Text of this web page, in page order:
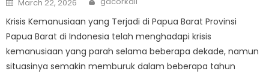
on
March 22, 2026
Krisis Kemanusiaan yang Terjadi di Papua Barat Provinsi
Papua Barat di Indonesia telah menghadapi krisis
kemanusiaan yang parah selama beberapa dekade, namun
situasinya semakin memburuk dalam beberapa tahun